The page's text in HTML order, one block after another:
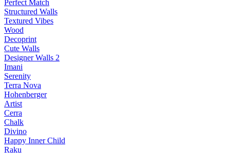
Perfect Match
Structured Walls
Textured Vibes
Wood
Decoprint
Cute Walls
Designer Walls 2
Imani
Serenity
Terra Nova
Hohenberger
Artist
Cerra
Chalk
Divino
Happy Inner Child
Raku